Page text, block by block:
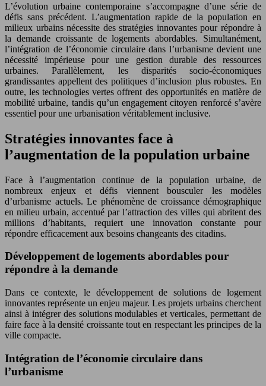
L’évolution urbaine contemporaine s’accompagne d’une série de
défis sans précédent. L’augmentation rapide de la population en
milieux urbains nécessite des stratégies innovantes pour répondre à
la demande croissante de logements abordables. Simultanément,
l’intégration de l’économie circulaire dans l’urbanisme devient une
nécessité impérieuse pour une gestion durable des ressources
urbaines. Parallèlement, les disparités socio-économiques
grandissantes appellent des politiques d’inclusion plus robustes. En
outre, les technologies vertes offrent des opportunités en matière de
mobilité urbaine, tandis qu’un engagement citoyen renforcé s’avère
essentiel pour une urbanisation véritablement inclusive.
Stratégies innovantes face à
l’augmentation de la population urbaine
Face à l’augmentation continue de la population urbaine, de
nombreux enjeux et défis viennent bousculer les modèles
d’urbanisme actuels. Le phénomène de croissance démographique
en milieu urbain, accentué par l’attraction des villes qui abritent des
millions d’habitants, requiert une innovation constante pour
répondre efficacement aux besoins changeants des citadins.
Développement de logements abordables pour
répondre à la demande
Dans ce contexte, le développement de solutions de logement
innovantes représente un enjeu majeur. Les projets urbains cherchent
ainsi à intégrer des solutions modulables et verticales, permettant de
faire face à la densité croissante tout en respectant les principes de la
ville compacte.
Intégration de l’économie circulaire dans
l’urbanisme